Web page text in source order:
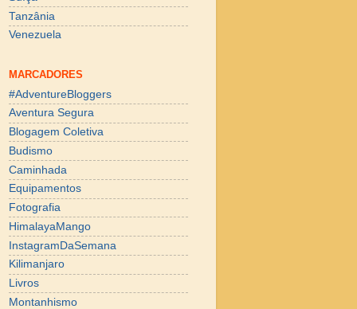
Tanzânia
Venezuela
MARCADORES
#AdventureBloggers
Aventura Segura
Blogagem Coletiva
Budismo
Caminhada
Equipamentos
Fotografia
HimalayaMango
InstagramDaSemana
Kilimanjaro
Livros
Montanhismo